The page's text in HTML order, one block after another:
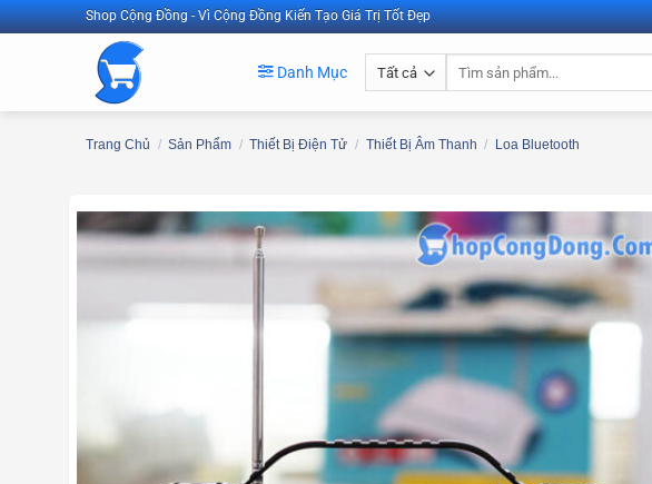
Bỏ
qua
Shop Cộng Đồng - Vì Cộng Đồng Kiến Tạo Giá Trị Tốt Đẹp
Danh Mục
Trang Chủ / Sản Phẩm / Thiết Bị Điện Tử / Thiết Bị Âm Thanh / Loa Bluetooth